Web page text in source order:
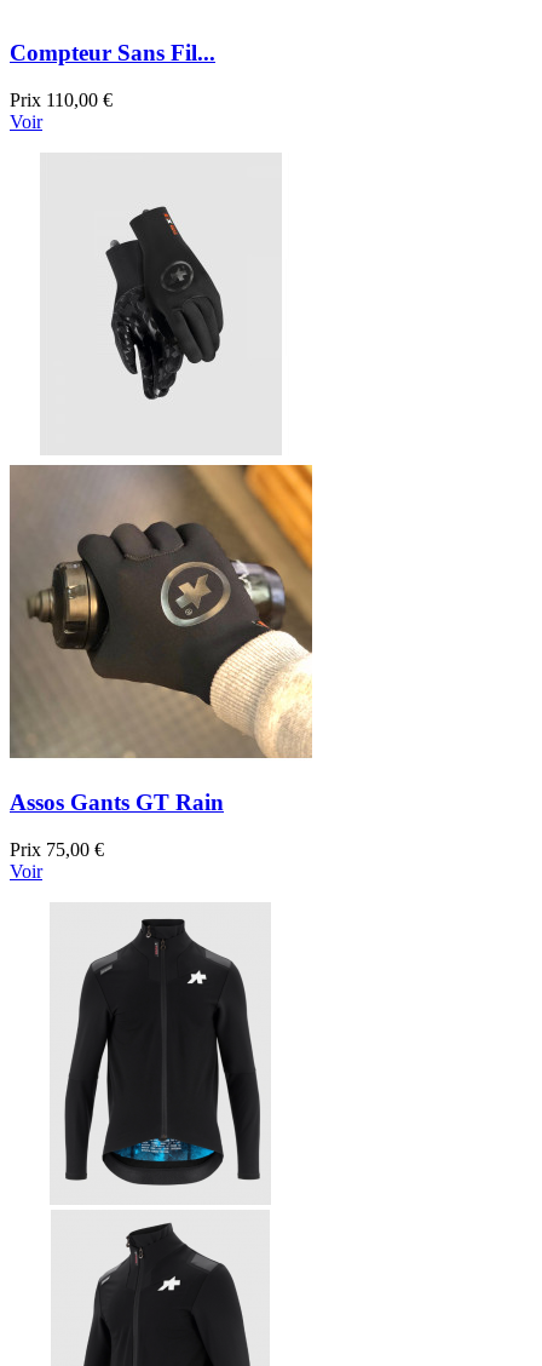
Compteur Sans Fil...
Prix 110,00 €
Voir
Assos Gants GT Rain
Prix 75,00 €
Voir